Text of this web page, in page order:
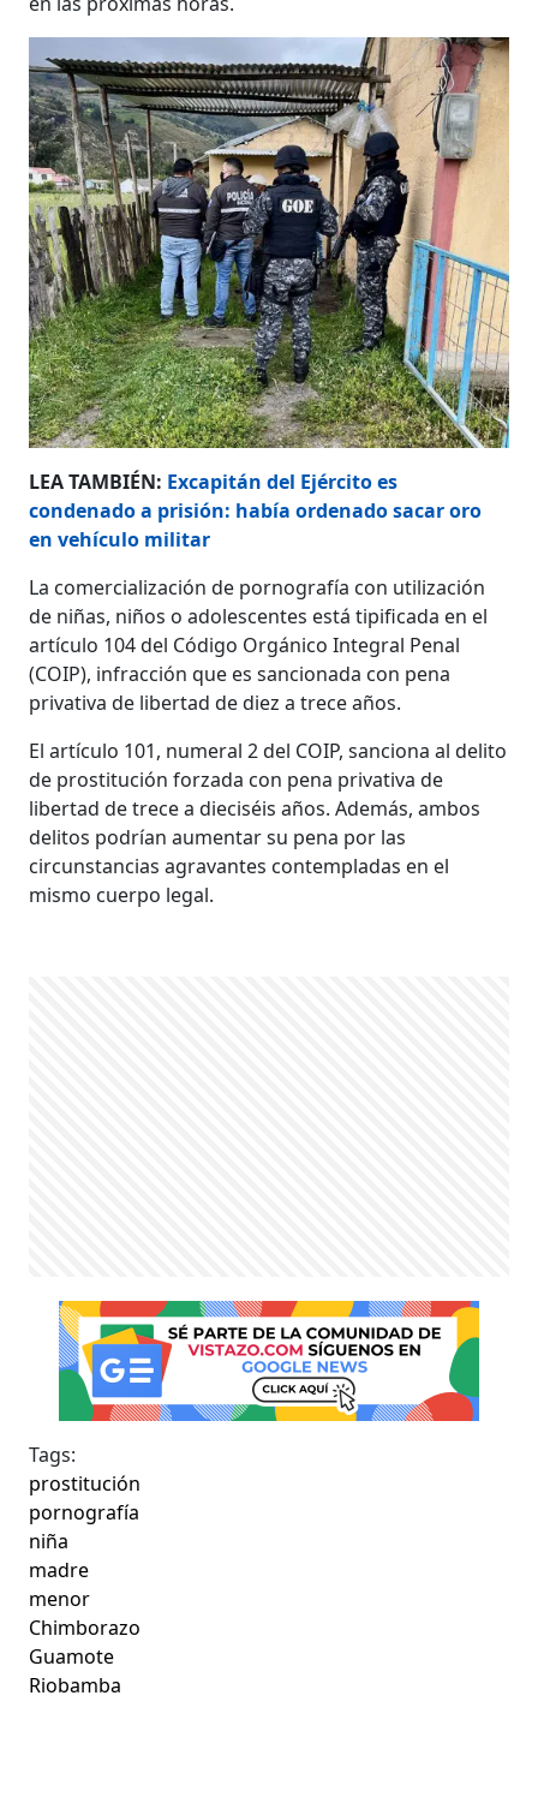
LEA TAMBIÉN: Excapitán del Ejército es
condenado a prisión: había ordenado sacar oro
en vehículo militar
La comercialización de pornografía con utilización
de niñas, niños o adolescentes está tipificada en el
artículo 104 del Código Orgánico Integral Penal
(COIP), infracción que es sancionada con pena
privativa de libertad de diez a trece años.
El artículo 101, numeral 2 del COIP, sanciona al delito
de prostitución forzada con pena privativa de
libertad de trece a dieciséis años. Además, ambos
delitos podrían aumentar su pena por las
circunstancias agravantes contempladas en el
mismo cuerpo legal.
Tags:
prostitución
pornografía
niña
madre
menor
Chimborazo
Guamote
Riobamba